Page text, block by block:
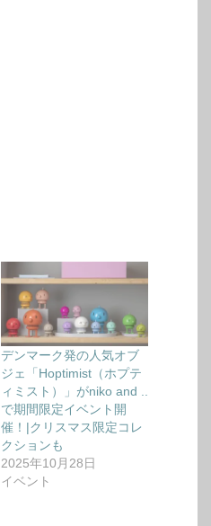
デンマーク発の人気オブ
ジェ「Hoptimist（ホプテ
ィミスト）」がniko and ..
で期間限定イベント開
催！|クリスマス限定コレ
クションも
2025年10月28日
イベント